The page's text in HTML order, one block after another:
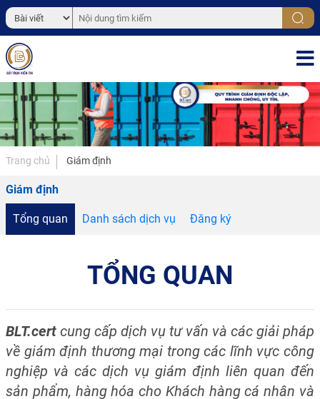
Trang chủ Giám định
Giám định
Tổng quan Danh sách dịch vụ Đăng ký
TỔNG QUAN
BLT.cert cung cấp dịch vụ tư vấn và các giải pháp
về giám định thương mại trong các lĩnh vực công
nghiệp và các dịch vụ giám định liên quan đến
sản phẩm, hàng hóa cho Khách hàng cá nhân và